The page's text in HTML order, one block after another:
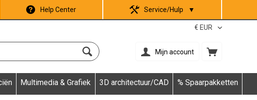
Help Center Service/Hulp ▼
Mijn account
Multimedia & Grafiek 3D architectuur/CAD % Spaarpakketten